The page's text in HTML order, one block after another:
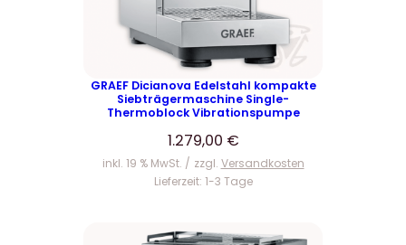
e
P
r
e
s
w
a
:
i
s
i
s
t
9
0
GRAEF Dicianova Edelstahl kompakte
Siebträgermaschine Single-
Thermoblock Vibrationspumpe
1.279,00 €
inkl. 19 % MwSt. zzgl. Versandkosten
Lieferzeit: 1-3 Tage